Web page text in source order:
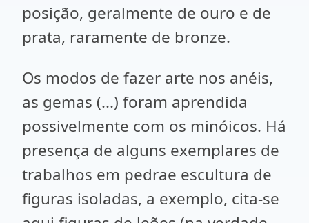
posição, geralmente de ouro e de
prata, raramente de bronze.
Os modos de fazer arte nos anéis,
as gemas (...) foram aprendida
possivelmente com os minóicos. Há
presença de alguns exemplares de
trabalhos em pedrae escultura de
figuras isoladas, a exemplo, cita-se